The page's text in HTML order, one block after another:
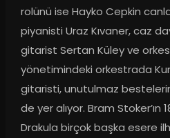
rolünü ise Hayko Cepkin
piyanisti Uraz Kıvaner, caz
gitarist Sertan Küley ve
yönetimindeki orkestrada
gitaristi, unutulmaz
de yer alıyor. Bram Stoker’ın
Drakula birçok başka esere